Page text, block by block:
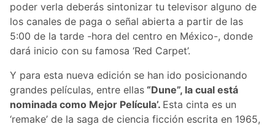
poder verla deberás sintonizar tu televisor alguno de
los canales de paga o señal abierta a partir de las
5:00 de la tarde -hora del centro en México-, donde
dará inicio con su famosa ‘Red Carpet’.
Y para esta nueva edición se han ido posicionando
grandes películas, entre ellas “Dune”, la cual está
nominada como Mejor Película’. Esta cinta es un
‘remake’ de la saga de ciencia ficción escrita en 1965,